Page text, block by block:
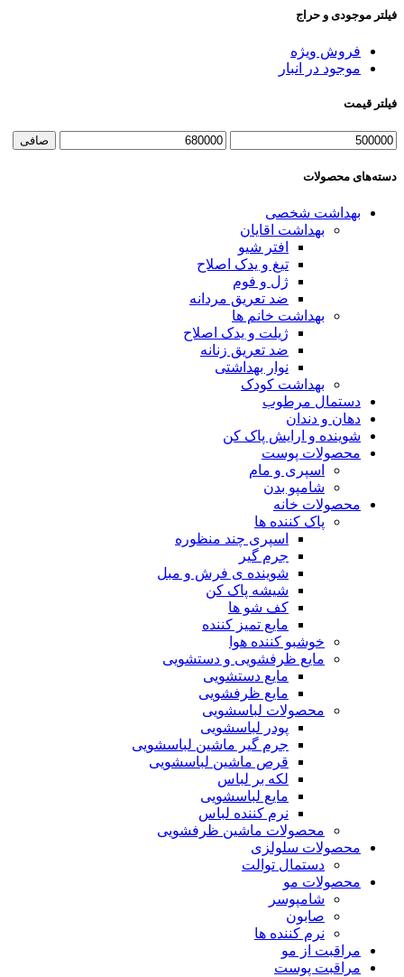
فیلتر موجودی و حراج
فروش ویژه
موجود در انبار
فیلتر قیمت
حداقل
حداكثر
صافی
دسته‌های محصولات
بهداشت شخصی
بهداشت اقایان
افتر شیو
تیغ و یدک اصلاح
ژل و فوم
ضد تعریق مردانه
بهداشت خانم ها
ژیلت و یدک اصلاح
ضد تعریق زنانه
نوار بهداشتی
بهداشت کودک
دستمال مرطوب
دهان و دندان
شوینده و ارایش پاک کن
محصولات پوست
اسپری و مام
شامپو بدن
محصولات خانه
پاک کننده ها
اسپری چند منظوره
جرم گیر
شوینده ی فرش و مبل
شیشه پاک کن
کف شو ها
مایع تمیز کننده
خوشبو کننده هوا
مایع ظرفشویی و دستشویی
مایع دستشویی
مایع ظرفشویی
محصولات لباسشویی
پودر لباسشویی
جرم گیر ماشین لباسشویی
قرص ماشین لباسشویی
لکه بر لباس
مایع لباسشویی
نرم کننده لباس
محصولات ماشین ظرفشویی
محصولات سلولزی
دستمال توالت
محصولات مو
شامپوسر
صابون
نرم کننده ها
مراقبت از مو
مراقبت پوست